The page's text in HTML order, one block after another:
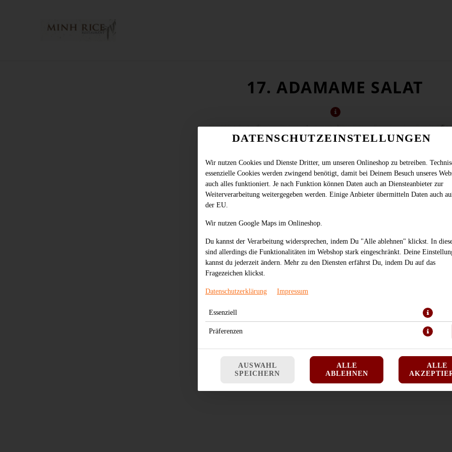
17. ADAMAME SALAT
DATENSCHUTZEINSTELLUNGEN
Wir nutzen Cookies und Dienste Dritter, um unseren Onlineshop zu betreiben.
essenzielle Cookies werden zwingend benötigt, damit bei Deinem Besuch unseres
auch alles funktioniert. Je nach Funktion können Daten auch an Diensteanbieter zur
Weiterverarbeitung weitergegeben werden. Einige Anbieter übermitteln Daten auch
der EU.
Wir nutzen Google Maps im Onlineshop.
Du kannst der Verarbeitung widersprechen, indem Du "Alle ablehnen" klickst. In
sind allerdings die Funktionalitäten im Webshop stark eingeschränkt. Deine
kannst du jederzeit ändern. Mehr zu den Diensten erfährst Du, indem Du auf das
Fragezeichen klickst.
Datenschutzerklärung Impressum
Essenziell
Präferenzen
AUSWAHL
SPEICHERN
ALLE
ABLEHNEN
ALLE